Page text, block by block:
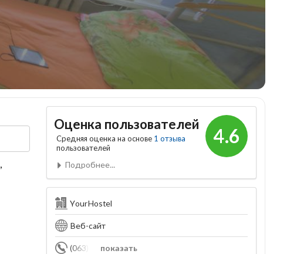
4.6
Оценка пользователей
Средняя оценка на основе 1 отзыва
пользователей
Подробнее...
YourHostel
Веб-сайт
показать
(063) 794-02-00